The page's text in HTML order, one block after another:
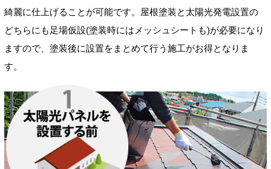
綺麗に仕上げることが可能です。屋根塗装と太陽光発電設置の
どちらにも足場仮設(塗装時にはメッシュシートも)が必要になり
ますので、塗装後に設置をまとめて行う施工がお得となりま
す。